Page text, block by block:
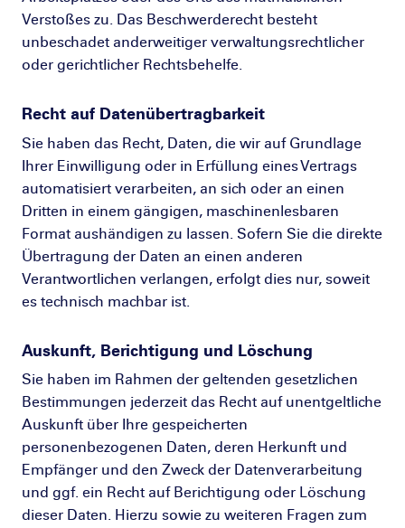
Verstoßes zu. Das Beschwerderecht besteht
unbeschadet anderweitiger verwaltungsrechtlicher
oder gerichtlicher Rechtsbehelfe.
Recht auf Daten­übertrag­barkeit
Sie haben das Recht, Daten, die wir auf Grundlage
Ihrer Einwilligung oder in Erfüllung eines Vertrags
automatisiert verarbeiten, an sich oder an einen
Dritten in einem gängigen, maschinenlesbaren
Format aushändigen zu lassen. Sofern Sie die direkte
Übertragung der Daten an einen anderen
Verantwortlichen verlangen, erfolgt dies nur, soweit
es technisch machbar ist.
Auskunft, Berichtigung und Löschung
Sie haben im Rahmen der geltenden gesetzlichen
Bestimmungen jederzeit das Recht auf unentgeltliche
Auskunft über Ihre gespeicherten
personenbezogenen Daten, deren Herkunft und
Empfänger und den Zweck der Datenverarbeitung
und ggf. ein Recht auf Berichtigung oder Löschung
dieser Daten. Hierzu sowie zu weiteren Fragen zum